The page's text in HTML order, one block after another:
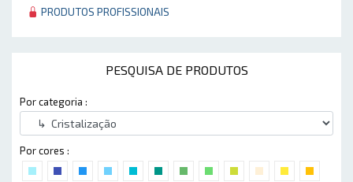
PRODUTOS PROFISSIONAIS
PESQUISA DE PRODUTOS
Por categoria :
Por cores :